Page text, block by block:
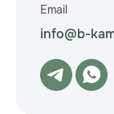
Email
info@b-